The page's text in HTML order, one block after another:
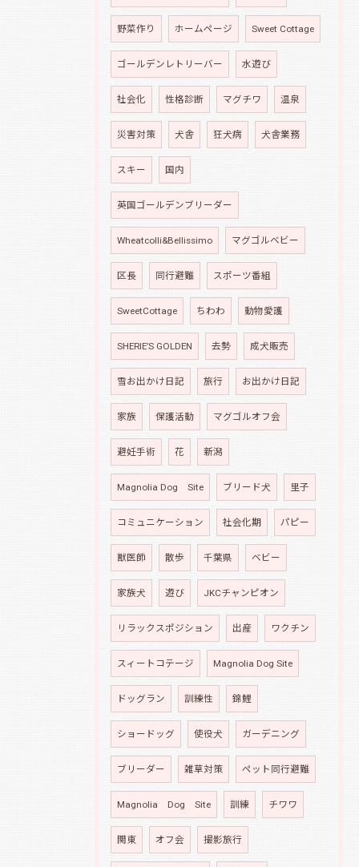
野菜作り ホームページ Sweet Cottage
ゴールデンレトリーバー 水遊び
社会化 性格診断 マグチワ 温泉
災害対策 犬舎 狂犬病 犬舎業務
スキー 国内
英国ゴールデンブリーダー
Wheatcolli&Bellissimo マグゴルベビー
区長 同行避難 スポーツ番組
SweetCottage ちわわ 動物愛護
SHERIE’S GOLDEN 去勢 成犬販売
雪お出かけ日記 旅行 お出かけ日記
家族 保護活動 マグゴルオフ会
避妊手術 花 新潟
Magnolia Dog Site ブリード犬 里子
コミュニケーション 社会化期 パピー
獣医師 散歩 千葉県 ベビー
家族犬 遊び JKCチャンピオン
リラックスポジション 出産 ワクチン
スィートコテージ Magnolia Dog Site
ドッグラン 訓練性 錦鯉
ショードッグ 使役犬 ガーデニング
ブリーダー 雑草対策 ペット同行避難
Magnolia Dog Site 訓練 チワワ
関東 オフ会 撮影旅行